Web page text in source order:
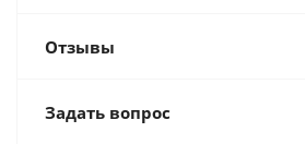
Отзывы
Задать вопрос